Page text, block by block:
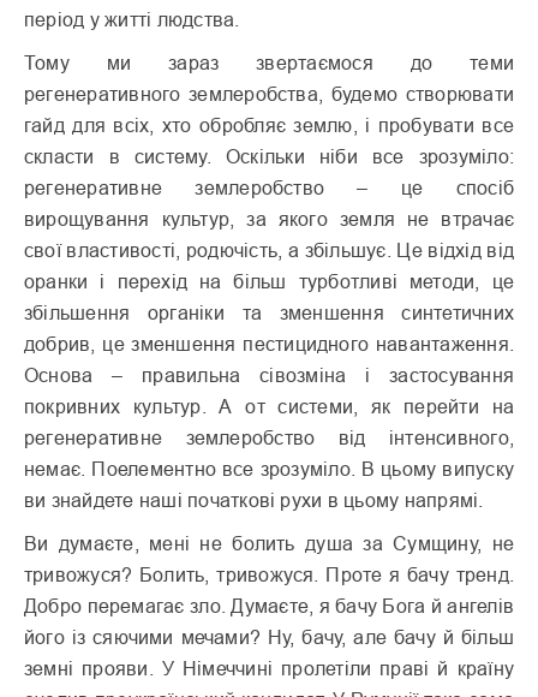
період у житті людства.
Тому ми зараз звертаємося до теми
регенеративного землеробства, будемо створювати
гайд для всіх, хто обробляє землю, і пробувати все
скласти в систему. Оскільки ніби все зрозуміло:
регенеративне землеробство – це спосіб
вирощування культур, за якого земля не втрачає
свої властивості, родючість, а збільшує. Це відхід від
оранки і перехід на більш турбот­ливі методи, це
збільшення органіки та зменшення синтетичних
добрив, це зменшення пестицидного навантаження.
Основа – правильна сівозміна і застосування
покривних культур. А от системи, як перейти на
регенеративне землеробство від інтенсивного,
немає. Поелементно все зрозуміло. В цьому випуску
ви знайдете наші початкові рухи в цьому напрямі.
Ви думаєте, мені не болить душа за Сумщину, не
тривожуся? Болить, тривожуся. Проте я бачу тренд.
Добро перемагає зло. Думаєте, я бачу Бога й ангелів
його із сяючими мечами? Ну, бачу, але бачу й більш
земні прояви. У Німеччині пролетіли праві й країну